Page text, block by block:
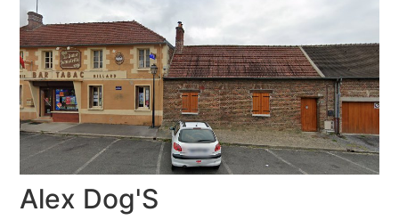
Alex Dog'S